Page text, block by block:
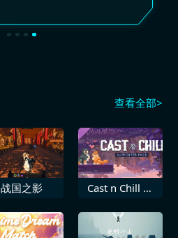
查看全部>
战国之影
Cast n Chill 支